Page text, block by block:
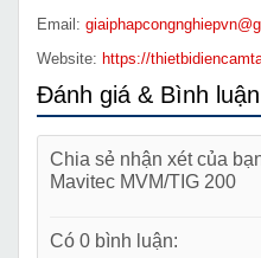
Email:
Website: https://
Đánh giá & Bình luận
Chia sẻ nhận xét của
Mavitec MVM/TIG 200
Có 0 bình luận: